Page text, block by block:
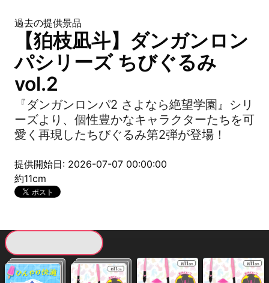
過去の提供景品
【狛枝凪斗】ダンガンロン
パシリーズ ちびぐるみ
vol.2
『ダンガンロンパ2 さよなら絶望学園』シリ
ーズより、個性豊かなキャラクターたちを可
愛く再現したちびぐるみ第2弾が登場！
提供開始日: 2026-07-07 00:00:00
約11cm